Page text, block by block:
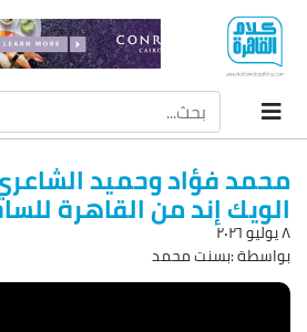
محمد فؤاد وحميد
الويك إند من القاهرة۸ يوليو ۲۰۲٦
بواسطة :بسنت محمد